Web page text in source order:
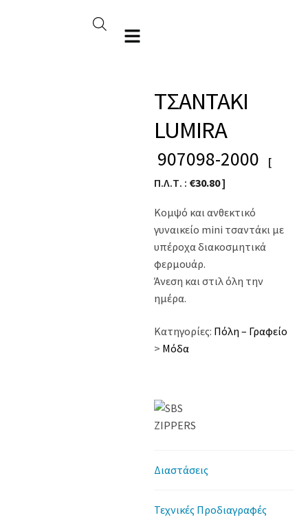
ΤΣΑΝΤΑΚΙ
LUMIRA
907098-2000
[
Π.Λ.Τ. : €30.80]
Κομψό και ανθεκτικό
γυναικείο mini τσαντάκι με
υπέροχα διακοσμητικά
φερμουάρ.
Άνεση και στιλ όλη την
ημέρα.
Κατηγορίες: Πόλη – Γραφείο
> Μόδα
Διαστάσεις
Τεχνικές Προδιαγραφές